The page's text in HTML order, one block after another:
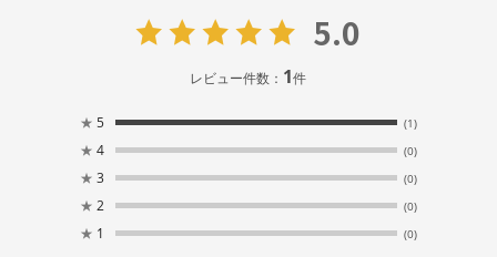
5.0
レビュー件数： 1件
★ 5 (1)
★ 4 (0)
★ 3 (0)
★ 2 (0)
★ 1 (0)